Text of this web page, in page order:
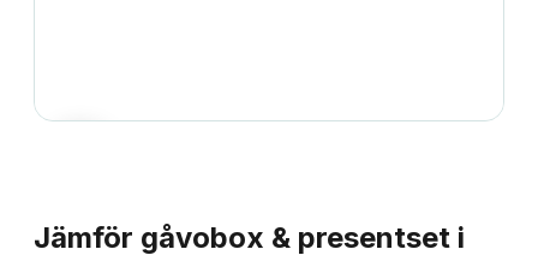
Jämför gåvobox & presentset i